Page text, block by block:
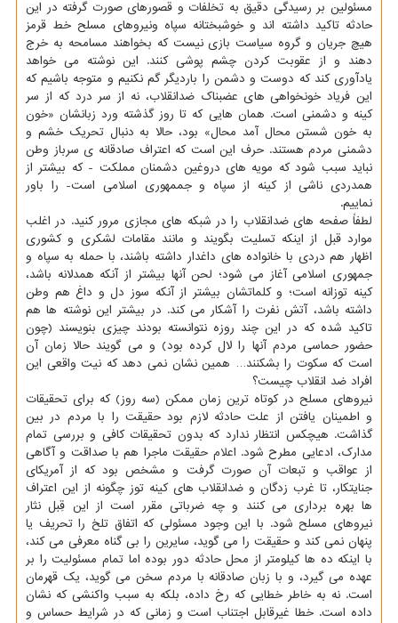
مسئولین بر رسیدگی دقیق به تخلفات و قصورهای صورت گرفته در این
حادثه تاكید داشته اند و خوشبختانه سپاه ونیروهای مسلح خط قرمز
هیچ جریان و گروه سیاست بازی نیست كه بخواهند مسامحه به خرج
دهند و از عقوبت كردن چشم پوشی كنند. این نوشته می خواهد
یادآوری كند كه دوست و دشمن را باردیگر گم نكنیم و متوجه باشیم كه
این فریاد خونخواهی های عضبناك ضدانقلاب، نه از سر درد كه از سر
كینه و دشمنی است. همان هایی كه تا روز گذشته ورد زبانشان «خون
به خون شستن محال آمد محال» بود، حالا به دنبال تحریك خشم و
دشمنی مردم هستند. حرف این است كه اعتراف صادقانه ی سرباز وطن
نباید سبب شود كه مویه های دروغین دشمنان مملكت - كه بیشتر از
همدردی ناشی از كینه از سپاه و جممهوری اسلامی است- را باور
نماییم.
لطفاً صفحه های ضدانقلاب را در شبكه های مجازی مرور كنید. در اغلب
موارد قبل از اینكه تسلیت بگویند و مانند مقامات لشكری و كشوری
اظهار هم دردی با خانواده های داغدار داشته باشند، با حمله به سپاه و
جمهوری اسلامی آغاز می شود؛ لحن آنها بیشتر از آنكه همدلانه باشد،
كینه توزانه است؛ و كلماتشان بیشتر از آنكه سوز دل و داغ هم وطن
داشته باشد، آتش نفرت را آشكار می كند. در بیشتر این نوشته ها هم
تاكید شده كه در این چند روزه نتوانسته بودند چیزی بنویسند (چون
حضور حماسی مردم آنها را لال كرده بود) و می گویند حالا زمان آن
است كه سكوت را بشكنند… همین نشان نمی دهد كه نیت واقعی این
افراد ضد انقلاب چیست؟
نیروهای مسلح در كوتاه ترین زمان ممكن (سه روز) كه برای تحقیقات
و اطمینان یافتن از علت حادثه لازم بود حقیقت را با مردم در بین
گذاشت. هیچكس انتظار ندارد كه بدون تحقیقات كافی و بررسی تمام
مدارك، ادعایی مطرح شود. اعلام حقیقت ماجرا هم با صداقت و آگاهی
از عواقب و تبعات آن صورت گرفت و مشخص بود كه از آمریكای
جنایتكار، تا غرب زدگان و ضدانقلاب های كینه توز چگونه از این اعتراف
ها بهره برداری می كنند و چه ضرباتی مقرر است از این قِبل نثار
نیروهای مسلح شود. با این وجود مسئولی كه اتفاق تلخ را تحریف یا
پنهان نمی كند و حقیقت را می گوید، سایرین را بی گناه معرفی می كند،
با اینكه ده ها كیلومتر از محل حادثه دور بوده اما تمام مسئولیت را بر
عهده می گیرد، و با زبان صادقانه با مردم سخن می گوید، یك قهرمان
است. نه به خاطر خطایی كه رخ داده، بلكه به سبب واكنشی كه نشان
داده است. خطا غیرقابل اجتناب است و زمانی كه در شرایط حساس و